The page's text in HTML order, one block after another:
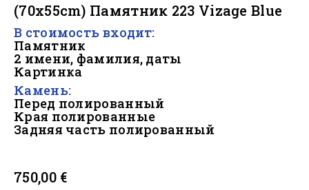
(70x55cm) Памятник 223 Vizage Blue
В стоимость входит:
Памятник
2 имени, фамилия, даты
Картинка
Камень:
Перед полированный
Края полированные
Задняя часть полированный
750,00 €